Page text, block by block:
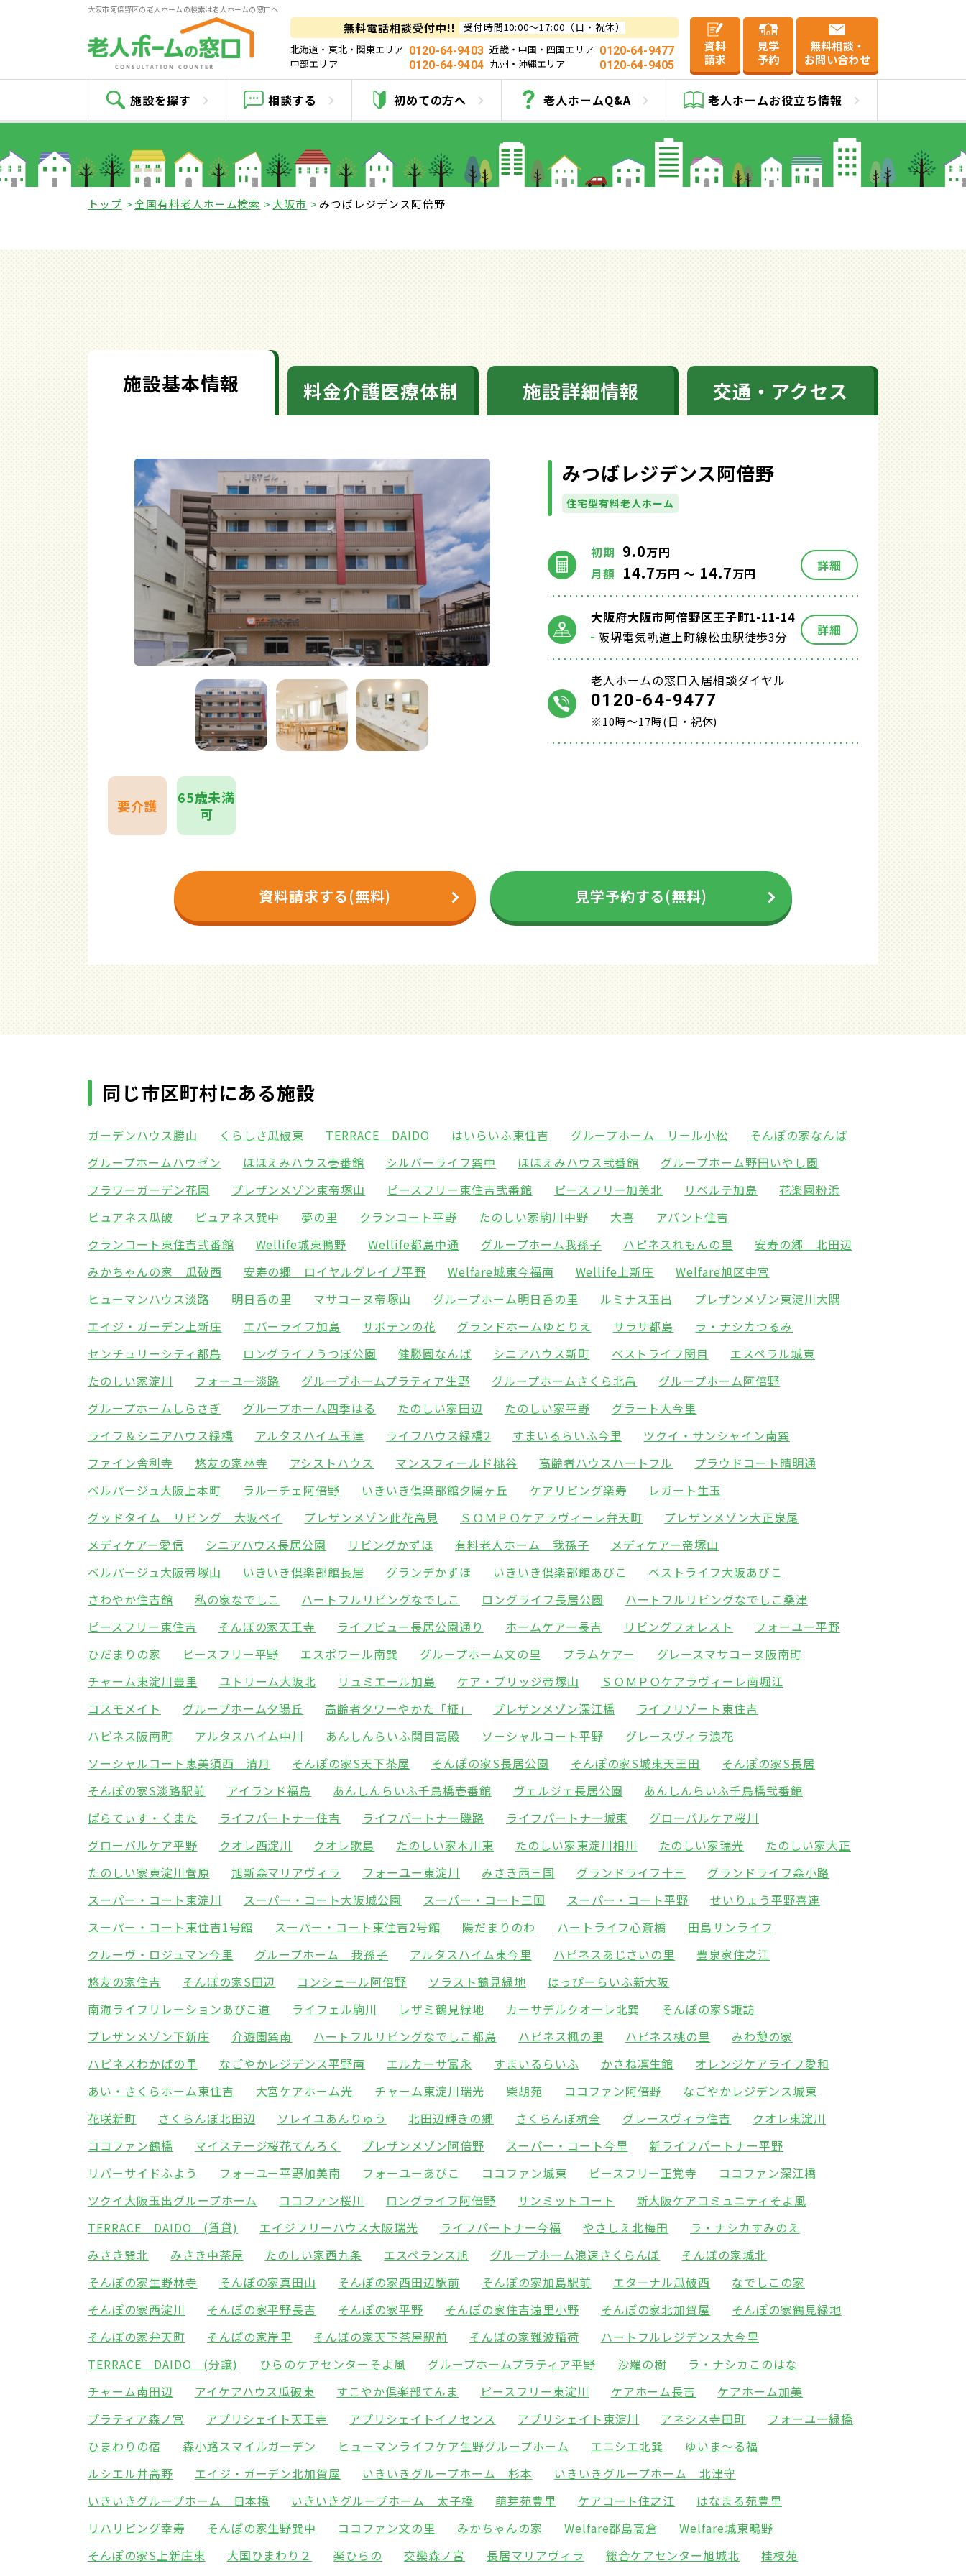
大阪市阿倍野区の老人ホームの検索は老人ホームの窓口へ
無料電話相談受付中!!
受付時間10:00～17:00（日・祝休）
北海道・東北・関東エリア 0120-64-9403 近畿・中国・四国エリア 0120-64-9477
中部エリア
0120-64-9404 九州・沖縄エリア 0120-64-9405
資料
請求
見学
予約
無料相談・
お問い合わせ
施設を探す 相談する 初めての方へ 老人ホームQ&A 老人ホームお役立ち情報
みつばレジデンス阿倍野
トップ 全国有料老人ホーム検索 大阪市 みつばレジデンス阿倍野
施設基本情報 料金介護医療体制 施設詳細情報 交通・アクセス
みつばレジデンス阿倍野
住宅型有料老人ホーム
初期 9.0万円
月額 14.7万円 ～ 14.7万円 詳細
大阪府大阪市阿倍野区王子町1-11-14
阪堺電気軌道上町線松虫駅徒歩3分
詳細
老人ホームの窓口入居相談ダイヤル
0120-64-9477
※10時～17時(日・祝休)
要介護
65歳未満
可
資料請求する(無料) 見学予約する(無料)
同じ市区町村にある施設
ガーデンハウス勝山 くらしさ瓜破東 TERRACE DAIDO はいらいふ東住吉 グループホーム リール小松
そんぽの家なんば
グループホームハウゼン
ほほえみハウス壱番館 シルバーライフ巽中 ほほえみハウス弐番館
グループホーム野田いやし園
フラワーガーデン花園
プレザンメゾン東帝塚山 ピースフリー東住吉弐番館 ピースフリー加美北 リベルテ加島
花楽園粉浜
ピュアネス瓜破
ピュアネス巽中 夢の里 クランコート平野 たのしい家駒川中野 大喜
アバント住吉
クランコート東住吉弐番館
Wellife城東鴨野 Wellife都島中通 グループホーム我孫子 ハピネスれもんの里
安寿の郷 北田辺
みかちゃんの家 瓜破西
安寿の郷 ロイヤルグレイブ平野 Welfare城東今福南 Wellife上新庄
Welfare旭区中宮
ヒューマンハウス淡路
明日香の里 マサコーヌ帝塚山 グループホーム明日香の里 ルミナス玉出
プレザンメゾン東淀川大隅
エイジ・ガーデン上新庄
エバーライフ加島 サボテンの花 グランドホームゆとりえ サラサ都島
ラ・ナシカつるみ
センチュリーシティ都島
ロングライフうつぼ公園 健勝園なんば シニアハウス新町 ベストライフ関目
エスペラル城東
たのしい家淀川
フォーユー淡路 グループホームプラティア生野 グループホームさくら北畠
グループホーム阿倍野
グループホームしらさぎ
グループホーム四季はる たのしい家田辺 たのしい家平野
グラート大今里
ライフ＆シニアハウス緑橋
アルタスハイム玉津 ライフハウス緑橋2 すまいるらいふ今里
ツクイ・サンシャイン南巽
ファイン舎利寺
悠友の家林寺 アシストハウス マンスフィールド桃谷 高齢者ハウスハートフル
プラウドコート晴明通
ベルパージュ大阪上本町
ラルーチェ阿倍野 いきいき倶楽部館夕陽ヶ丘 ケアリビング楽寿
レガート生玉
グッドタイム リビング 大阪ベイ
プレザンメゾン此花高見 ＳＯＭＰＯケアラヴィーレ弁天町
プレザンメゾン大正泉尾
メディケアー愛信
シニアハウス長居公園 リビングかずほ 有料老人ホーム 我孫子
メディケアー帝塚山
ベルパージュ大阪帝塚山
いきいき倶楽部館長居 グランデかずほ いきいき倶楽部館あびこ
ベストライフ大阪あびこ
さわやか住吉館
私の家なでしこ ハートフルリビングなでしこ ロングライフ長居公園
ハートフルリビングなでしこ桑津
ピースフリー東住吉
そんぽの家天王寺 ライフビュー長居公園通り ホームケアー長吉 リビングフォレスト
フォーユー平野
ひだまりの家
ピースフリー平野 エスポワール南巽 グループホーム文の里 プラムケアー
グレースマサコーヌ阪南町
チャーム東淀川豊里
ユトリーム大阪北 リュミエール加島 ケア・ブリッジ帝塚山
ＳＯＭＰＯケアラヴィーレ南堀江
コスモメイト
グループホーム夕陽丘 高齢者タワーやかた「柾」 プレザンメゾン深江橋
ライフリゾート東住吉
ハピネス阪南町
アルタスハイム中川 あんしんらいふ関目高殿 ソーシャルコート平野
グレースヴィラ浪花
ソーシャルコート恵美須西 清月
そんぽの家S天下茶屋 そんぽの家S長居公園 そんぽの家S城東天王田
そんぽの家S長居
そんぽの家S淡路駅前
アイランド福島 あんしんらいふ千鳥橋壱番館 ヴェルジェ長居公園
あんしんらいふ千鳥橋弐番館
ぱらてぃす・くまた
ライフパートナー住吉 ライフパートナー磯路 ライフパートナー城東
グローバルケア桜川
グローバルケア平野
クオレ西淀川 クオレ歌島 たのしい家木川東 たのしい家東淀川相川 たのしい家瑞光
たのしい家大正
たのしい家東淀川菅原
旭新森マリアヴィラ フォーユー東淀川 みさき西三国 グランドライフ十三
グランドライフ森小路
スーパー・コート東淀川
スーパー・コート大阪城公園 スーパー・コート三国 スーパー・コート平野
せいりょう平野喜連
スーパー・コート東住吉1号館
スーパー・コート東住吉2号館 陽だまりのわ ハートライフ心斎橋
田島サンライフ
クルーヴ・ロジュマン今里
グループホーム 我孫子 アルタスハイム東今里 ハピネスあじさいの里
豊泉家住之江
悠友の家住吉
そんぽの家S田辺 コンシェール阿倍野 ソラスト鶴見緑地
はっぴーらいふ新大阪
南海ライフリレーションあびこ道
ライフェル駒川 レザミ鶴見緑地 カーサデルクオーレ北巽
そんぽの家S諏訪
プレザンメゾン下新庄
介遊園巽南 ハートフルリビングなでしこ都島 ハピネス楓の里 ハピネス桃の里
みわ憩の家
ハピネスわかばの里
なごやかレジデンス平野南 エルカーサ富永 すまいるらいふ かさね凛生館
オレンジケアライフ愛和
あい・さくらホーム東住吉
大宮ケアホーム光 チャーム東淀川瑞光 柴胡苑 ココファン阿倍野
なごやかレジデンス城東
花咲新町
さくらんぼ北田辺 ソレイユあんりゅう 北田辺輝きの郷 さくらんぼ杭全 グレースヴィラ住吉
クオレ東淀川
ココファン鶴橋
マイステージ桜花てんろく プレザンメゾン阿倍野 スーパー・コート今里
新ライフパートナー平野
リバーサイドふよう
フォーユー平野加美南 フォーユーあびこ ココファン城東 ピースフリー正覚寺
ココファン深江橋
ツクイ大阪玉出グループホーム
ココファン桜川 ロングライフ阿倍野 サンミットコート
新大阪ケアコミュニティそよ風
TERRACE DAIDO (賃貸)
エイジフリーハウス大阪瑞光 ライフパートナー今福 やさしえ北梅田
ラ・ナシカすみのえ
みさき巽北
みさき中茶屋 たのしい家西九条 エスペランス旭 グループホーム浪速さくらんぼ
そんぽの家城北
そんぽの家生野林寺
そんぽの家真田山 そんぽの家西田辺駅前 そんぽの家加島駅前 エタ―ナル瓜破西
なでしこの家
そんぽの家西淀川
そんぽの家平野長吉 そんぽの家平野 そんぽの家住吉遠里小野 そんぽの家北加賀屋
そんぽの家鶴見緑地
そんぽの家弁天町
そんぽの家岸里 そんぽの家天下茶屋駅前 そんぽの家難波稲荷
ハートフルレジデンス大今里
TERRACE DAIDO (分譲)
ひらのケアセンターそよ風 グループホームプラティア平野 沙羅の樹
ラ・ナシカこのはな
チャーム南田辺
アイケアハウス瓜破東 すこやか倶楽部てんま ピースフリー東淀川 ケアホーム長吉
ケアホーム加美
プラティア森ノ宮
アプリシェイト天王寺 アプリシェイトイノセンス アプリシェイト東淀川 アネシス寺田町
フォーユー緑橋
ひまわりの宿
森小路スマイルガーデン ヒューマンライフケア生野グループホーム エニシエ北巽
ゆいま～る福
ルシエル井高野
エイジ・ガーデン北加賀屋 いきいきグループホーム 杉本
いきいきグループホーム 北津守
いきいきグループホーム 日本橋
いきいきグループホーム 太子橋 萌芽苑豊里 ケアコート住之江
はなまる苑豊里
リハリビング幸寿
そんぽの家生野巽中 ココファン文の里 みかちゃんの家 Welfare都島高倉
Welfare城東鴫野
そんぽの家S上新庄東
大国ひまわり２ 楽ひらの 交欒森ノ宮 長居マリアヴィラ 総合ケアセンター旭城北
桂枝苑